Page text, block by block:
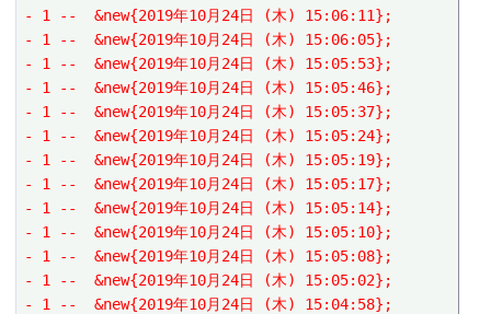
- 1 --  &new{2019年10月24日 (木) 15:06:11};
- 1 --  &new{2019年10月24日 (木) 15:06:05};
- 1 --  &new{2019年10月24日 (木) 15:05:53};
- 1 --  &new{2019年10月24日 (木) 15:05:46};
- 1 --  &new{2019年10月24日 (木) 15:05:37};
- 1 --  &new{2019年10月24日 (木) 15:05:24};
- 1 --  &new{2019年10月24日 (木) 15:05:19};
- 1 --  &new{2019年10月24日 (木) 15:05:17};
- 1 --  &new{2019年10月24日 (木) 15:05:14};
- 1 --  &new{2019年10月24日 (木) 15:05:10};
- 1 --  &new{2019年10月24日 (木) 15:05:08};
- 1 --  &new{2019年10月24日 (木) 15:05:02};
- 1 --  &new{2019年10月24日 (木) 15:04:58};